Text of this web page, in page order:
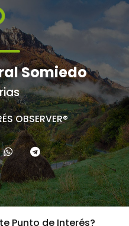
Somiedo
OBSERVER®
Punto de Interés?